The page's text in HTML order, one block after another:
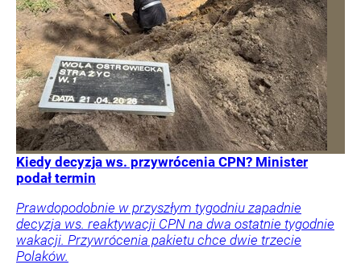
Kiedy decyzja ws. przywrócenia CPN? Minister
podał termin
Prawdopodobnie w przyszłym tygodniu zapadnie
decyzja ws. reaktywacji CPN na dwa ostatnie tygodnie
wakacji. Przywrócenia pakietu chce dwie trzecie
Polaków.